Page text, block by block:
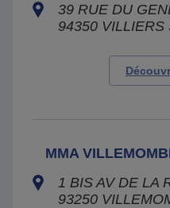
39 RUE DU
94350 VILLIERS
MMA
1 BIS AV DE LA
93250